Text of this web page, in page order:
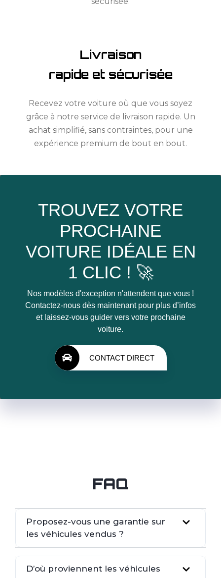
Livraison
rapide et sécurisée
Recevez votre voiture où que vous soyez
grâce à notre service de livraison rapide. Un
achat simplifié, sans contraintes, pour une
expérience premium de bout en bout.
TROUVEZ VOTRE
PROCHAINE
VOITURE IDÉALE EN
1 CLIC ! 🚀
Nos modèles d'exception n'attendent que vous !
Contactez-nous dès maintenant pour plus d’infos
et laissez-vous guider vers votre prochaine
voiture.
CONTACT DIRECT
FAQ
Proposez-vous une garantie sur
les véhicules vendus ?
D’où proviennent les véhicules